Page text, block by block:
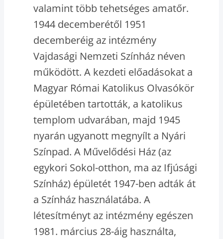
valamint több tehetséges amatőr.
1944 decemberétől 1951
decemberéig az intézmény
Vajdasági Nemzeti Színház néven
működött. A kezdeti előadásokat a
Magyar Római Katolikus Olvasókör
épületében tartották, a katolikus
templom udvarában, majd 1945
nyarán ugyanott megnyílt a Nyári
Színpad. A Művelődési Ház (az
egykori Sokol-otthon, ma az Ifjúsági
Színház) épületét 1947-ben adták át
a Színház használatába. A
létesítményt az intézmény egészen
1981. március 28-áig használta,